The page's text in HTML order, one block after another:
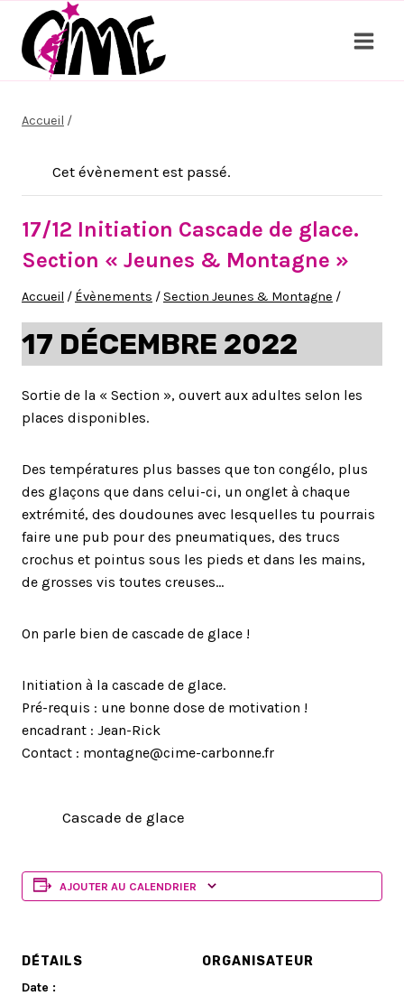
contenu
Accueil /
Cet évènement est passé.
17/12 Initiation Cascade de glace.
Section « Jeunes & Montagne »
Accueil / Évènements /Section Jeunes & Montagne /
17 DÉCEMBRE 2022
Sortie de la « Section », ouvert aux adultes selon les
places disponibles.
Des températures plus basses que ton congélo, plus
des glaçons que dans celui-ci, un onglet à chaque
extrémité, des doudounes avec lesquelles tu pourrais
faire une pub pour des pneumatiques, des trucs
crochus et pointus sous les pieds et dans les mains,
de grosses vis toutes creuses…
On parle bien de cascade de glace !
Initiation à la cascade de glace.
Pré-requis : une bonne dose de motivation !
encadrant : Jean-Rick
Contact : montagne@cime-carbonne.fr
Cascade de glace
AJOUTER AU CALENDRIER
DÉTAILS
Date :
ORGANISATEUR